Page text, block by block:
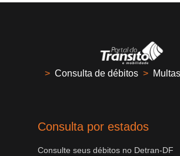
> Consulta de débitos > Multas
Consulta por estados
Consulte seus débitos no Detran-DF